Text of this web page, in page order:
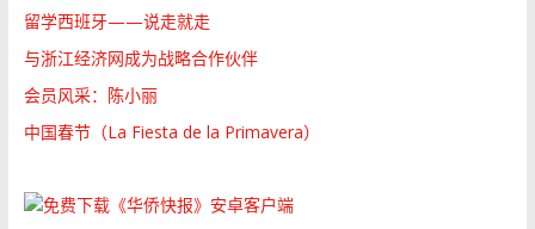
留学西班牙——说走就走
与浙江经济网成为战略合作伙伴
会员风采：陈小丽
中国春节（La Fiesta de la Primavera）